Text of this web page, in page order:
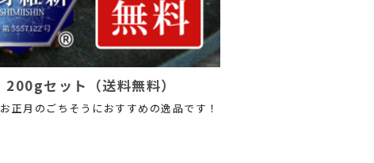
セット（送料無料）
正月のごちそうにおすすめの逸品です！